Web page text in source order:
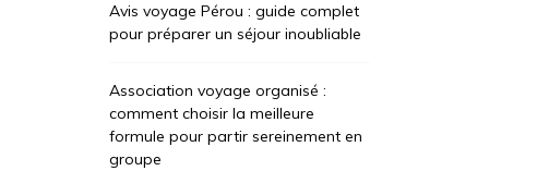
Avis voyage Pérou : guide complet
pour préparer un séjour inoubliable
Association voyage organisé :
comment choisir la meilleure
formule pour partir sereinement en
groupe